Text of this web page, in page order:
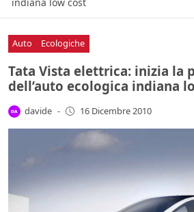
Auto Ecologiche
Tata Vista elettrica: inizia la
dell’auto ecologica indiana
davide - 16 Dicembre 2010